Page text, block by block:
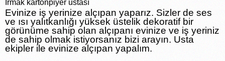
Irmak kartonpiyer ustası
Evinize iş yerinize alçıpan yaparız. Sizler de ses
ve ısı yalıtkanlığı yüksek üstelik dekoratif bir
görünüme sahip olan alçıpanı evinize ve iş yeriniz
de sahip olmak istiyorsanız bizi arayın. Usta
ekipler ile evinize alçıpan yapalım.